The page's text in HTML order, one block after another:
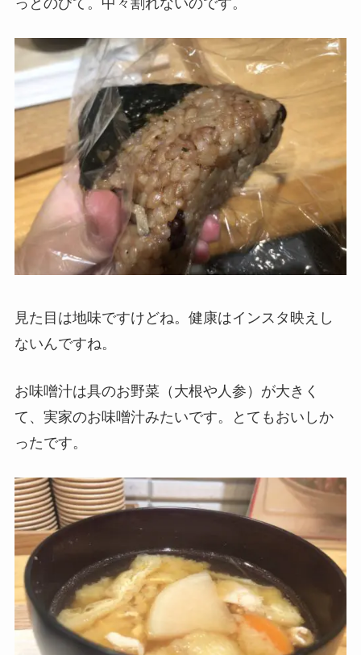
見た目は地味ですけどね。健康はインスタ映えし
ないんですね。
お味噌汁は具のお野菜（大根や人参）が大きく
て、実家のお味噌汁みたいです。とてもおいしか
ったです。